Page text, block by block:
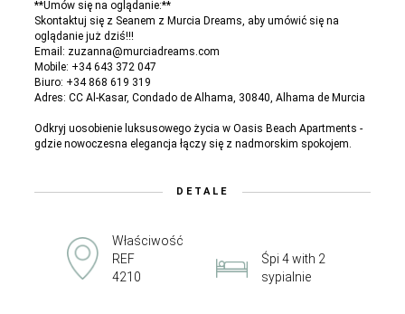
**Umów się na oglądanie:**
Skontaktuj się z Seanem z Murcia Dreams, aby umówić się na
oglądanie już dziś!!!
Email: zuzanna@murciadreams.com
Mobile: +34 643 372 047
Biuro: +34 868 619 319
Adres: CC Al-Kasar, Condado de Alhama, 30840, Alhama de Murcia
Odkryj uosobienie luksusowego życia w Oasis Beach Apartments -
gdzie nowoczesna elegancja łączy się z nadmorskim spokojem.
DETALE
Właściwość
REF
4210
Śpi 4 with 2
sypialnie